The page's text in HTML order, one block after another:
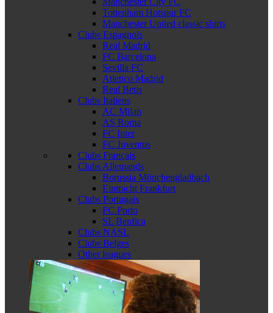
Tottenham Hotspur FC
Manchester United classic shirts
Clubs Espagnols
Real Madrid
FC Barcelona
Sevilla FC
Atletico Madrid
Real Betis
Clubs Italiens
AC Milan
AS Roma
FC Inter
FC Juventus
Clubs Français
Clubs Allemands
Borussia Mönchengladbach
Eintracht Frankfurt
Clubs Portugais
FC Porto
SL Benfica
Clubs NASL
Clubs Belges
Other leagues